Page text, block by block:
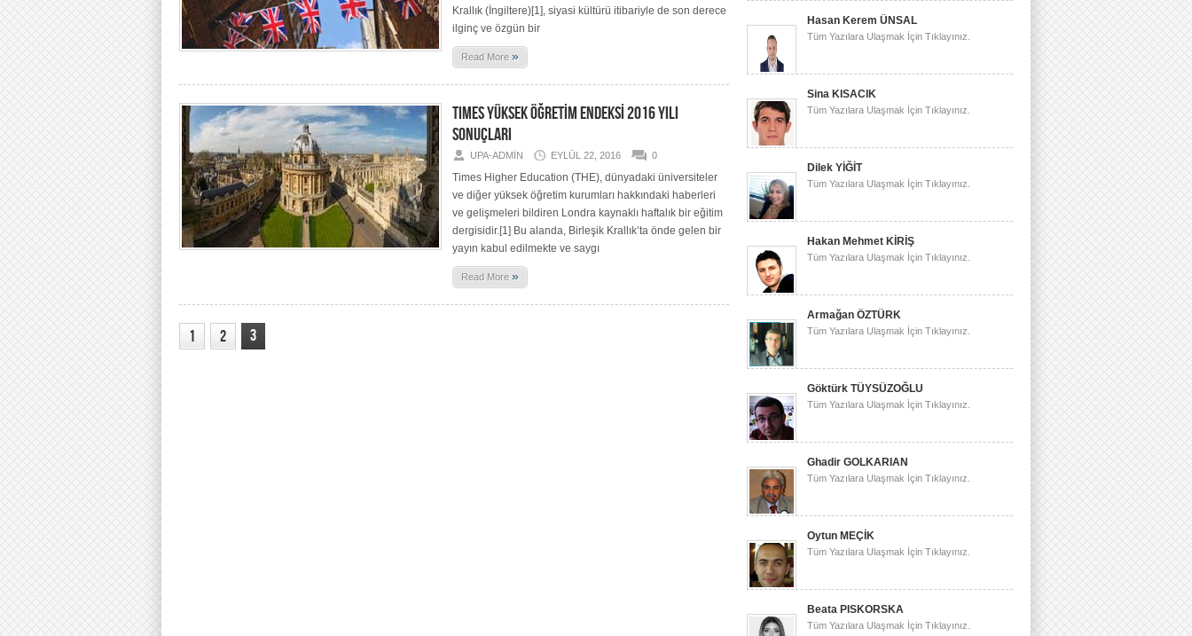
Krallık (İngiltere)[1], siyasi kültürü itibariyle de son derece
ilginç ve özgün bir
Read More »
TIMES YÜKSEK ÖĞRETİM ENDEKSİ 2016 YILI
SONUÇLARI
UPA-ADMIN EYLÜL 22, 2016 0
Times Higher Education (THE), dünyadaki üniversiteler
ve diğer yüksek öğretim kurumları hakkındaki haberleri
ve gelişmeleri bildiren Londra kaynaklı haftalık bir eğitim
dergisidir.[1] Bu alanda, Birleşik Krallık’ta önde gelen bir
yayın kabul edilmekte ve saygı
Read More »
1 2 3
Hasan Kerem ÜNSAL
Tüm Yazılara Ulaşmak İçin Tıklayınız.
Sina KISACIK
Tüm Yazılara Ulaşmak İçin Tıklayınız.
Dilek YİĞİT
Tüm Yazılara Ulaşmak İçin Tıklayınız.
Hakan Mehmet KİRİŞ
Tüm Yazılara Ulaşmak İçin Tıklayınız.
Armağan ÖZTÜRK
Tüm Yazılara Ulaşmak İçin Tıklayınız.
Göktürk TÜYSÜZOĞLU
Tüm Yazılara Ulaşmak İçin Tıklayınız.
Ghadir GOLKARIAN
Tüm Yazılara Ulaşmak İçin Tıklayınız.
Oytun MEÇİK
Tüm Yazılara Ulaşmak İçin Tıklayınız.
Beata PISKORSKA
Tüm Yazılara Ulaşmak İçin Tıklayınız.